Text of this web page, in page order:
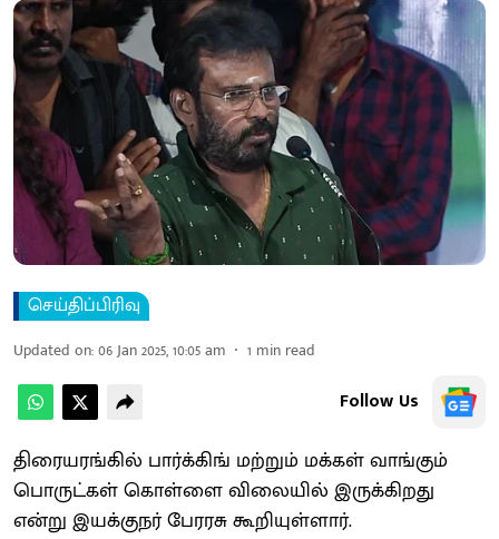
செய்திப்பிரிவு
Updated on:06 Jan 2025, 10:05 am 1 min read
Follow Us
திரையரங்கில் பார்க்கிங் மற்றும் மக்கள் வாங்கும்
பொருட்கள் கொள்ளை விலையில் இருக்கிறது
என்று இயக்குநர் பேரரசு கூறியுள்ளார்.